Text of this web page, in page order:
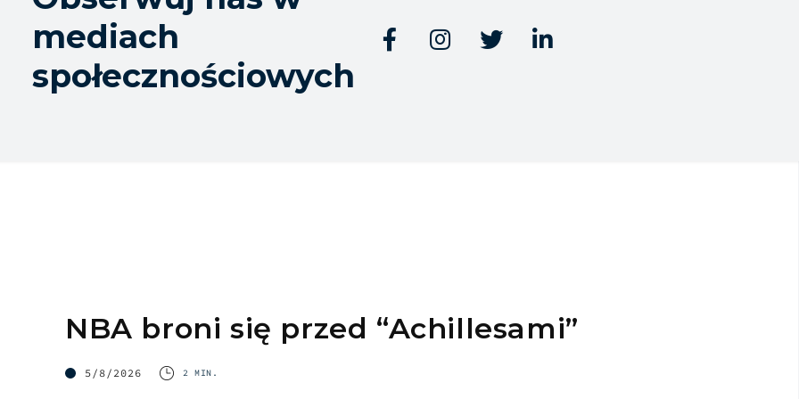
mediach
społecznościowych
   
NBA broni się przed “Achillesami”
5/8/2026 2 MIN.